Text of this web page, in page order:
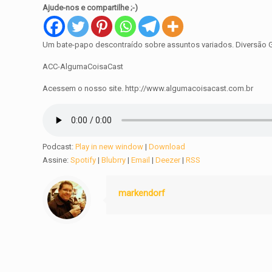
Ajude-nos e compartilhe ;-)
Um bate-papo descontraído sobre assuntos variados. Diversão
ACC-AlgumaCoisaCast
Acessem o nosso site. http://www.algumacoisacast.com.br
Podcast:Play in new window |Download
Assine:Spotify |Blubrry |Email |Deezer|RSS
markendorf